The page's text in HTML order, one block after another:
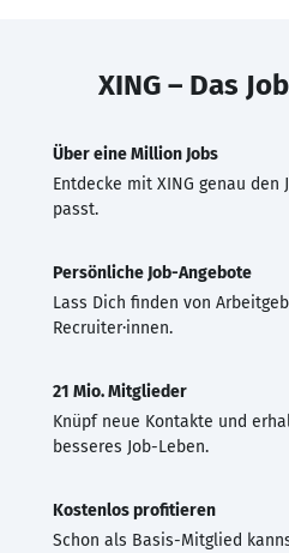
XING – Das
Über eine Million Jobs
Entdecke mit XING genau den
passt.
Persönliche Job-Angebote
Lass Dich finden von
Recruiter·innen.
21 Mio. Mitglieder
Knüpf neue Kontakte und
besseres Job-Leben.
Kostenlos profitieren
Schon als Basis-Mitglied